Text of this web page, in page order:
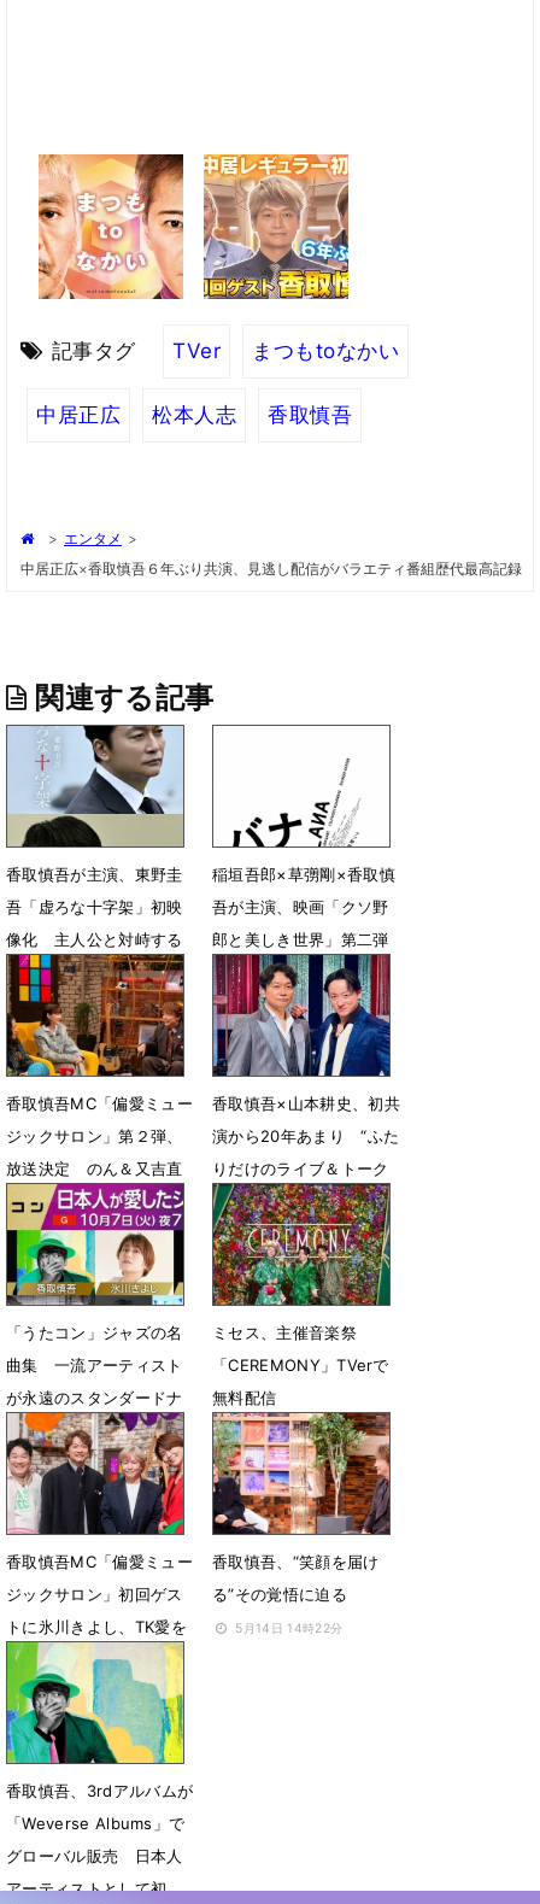
記事タグ TVer まつもtoなかい
中居正広 松本人志 香取慎吾
> エンタメ >
中居正広×香取慎吾６年ぶり共演、見逃し配信がバラエティ番組歴代最高記録
関連する記事
香取慎吾が主演、東野圭
吾「虚ろな十字架」初映
像化 主人公と対峙する
キーパーソン役に赤楚衛
二が決定
6月19日 12時16分
稲垣吾郎×草彅剛×香取慎
吾が主演、映画「クソ野
郎と美しき世界」第二弾
「バナ穴」公開決定
4月15日 04時04分
香取慎吾MC「偏愛ミュー
ジックサロン」第２弾、
放送決定 のん＆又吉直
樹が“偏愛音楽”を語り尽
くす
3月16日 15時00分
香取慎吾×山本耕史、初共
演から20年あまり “ふた
りだけのライブ＆トーク
ショー”に挑戦
1月7日 13時59分
「うたコン」ジャズの名
曲集 一流アーティスト
が永遠のスタンダードナ
ンバーを披露
9月30日 18時00分
ミセス、主催音楽祭
「CEREMONY」TVerで
無料配信
8月16日 10時48分
香取慎吾MC「偏愛ミュー
ジックサロン」初回ゲス
トに氷川きよし、TK愛を
語り尽くす
6月14日 17時00分
香取慎吾、“笑顔を届け
る”その覚悟に迫る
5月14日 14時22分
香取慎吾、3rdアルバムが
「Weverse Albums」で
グローバル販売 日本人
アーティストとして初